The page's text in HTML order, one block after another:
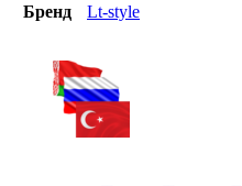
Бренд Lt-style